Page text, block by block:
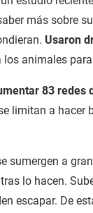
más sobre
Usaron
los animales
83 redes
limitan a hacer
sumergen a
lo hacen.
escapar. De